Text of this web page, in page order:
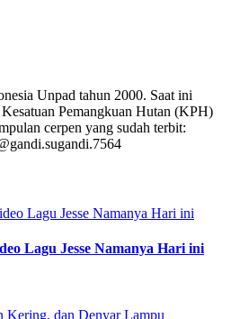
Unpad tahun 2000. Saat ini
Pemangkuan Hutan (KPH)
cerpen yang sudah terbit:
Lagu Jesse Namanya Hari ini